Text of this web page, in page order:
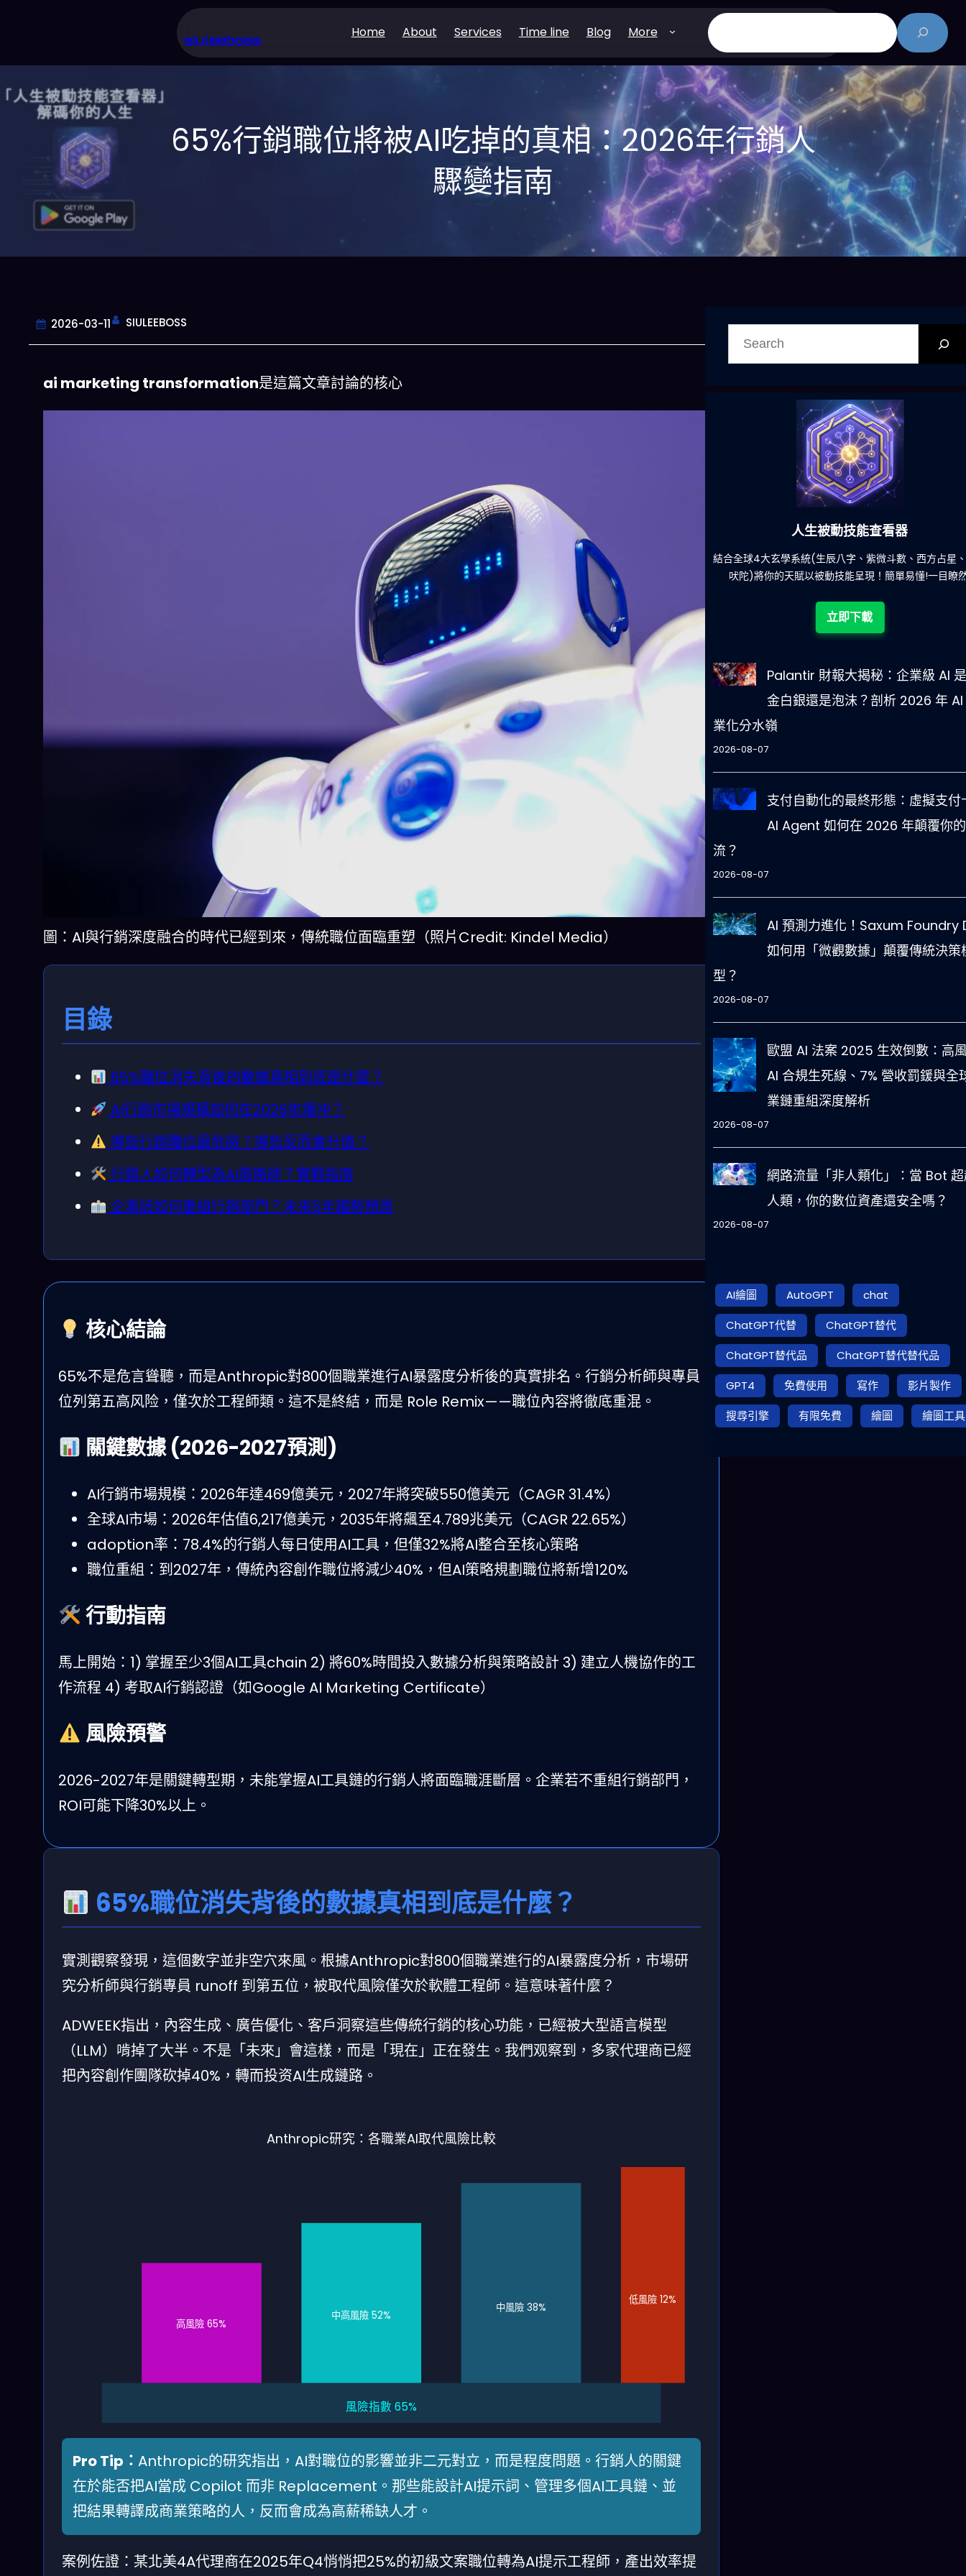
主
要
siuleeboss Home About Services Time line Blog More
搜
尋
65%行銷職位將被AI吃掉的真相：2026年行銷人
驟變指南
2026-03-11 SIULEEBOSS
ai marketing transformation是這篇文章討論的核心
圖：AI與行銷深度融合的時代已經到來，傳統職位面臨重塑（照片Credit: Kindel Media）
目錄
65%職位消失背後的數據真相到底是什麼？
AI行銷市場規模如何在2026年爆冲？
哪些行銷職位最危險？哪些反而會升值？
行銷人如何轉型為AI策略師？實戰指南
企業該如何重組行銷部門？未來5年趨勢預測
核心結論
65%不是危言聳聽，而是Anthropic對800個職業進行AI暴露度分析後的真實排名。行銷分析師與專員
位列第五高风险，僅次於工程師類。這不是終結，而是 Role Remix——職位內容將徹底重混。
關鍵數據 (2026-2027預測)
AI行銷市場規模：2026年達469億美元，2027年將突破550億美元（CAGR 31.4%）
全球AI市場：2026年估值6,217億美元，2035年將飆至4.789兆美元（CAGR 22.65%）
adoption率：78.4%的行銷人每日使用AI工具，但僅32%將AI整合至核心策略
職位重組：到2027年，傳統內容創作職位將減少40%，但AI策略規劃職位將新增120%
行動指南
馬上開始：1) 掌握至少3個AI工具chain 2) 將60%時間投入數據分析與策略設計 3) 建立人機協作的工
作流程 4) 考取AI行銷認證（如Google AI Marketing Certificate）
風險預警
2026-2027年是關鍵轉型期，未能掌握AI工具鏈的行銷人將面臨職涯斷層。企業若不重組行銷部門，
ROI可能下降30%以上。
65%職位消失背後的數據真相到底是什麼？
實測觀察發現，這個數字並非空穴來風。根據Anthropic對800個職業進行的AI暴露度分析，市場研
究分析師與行銷專員 runoff 到第五位，被取代風險僅次於軟體工程師。這意味著什麼？
ADWEEK指出，內容生成、廣告優化、客戶洞察這些傳統行銷的核心功能，已經被大型語言模型
（LLM）啃掉了大半。不是「未來」會這樣，而是「現在」正在發生。我們观察到，多家代理商已經
把內容創作團隊砍掉40%，轉而投资AI生成鏈路。
風險指數 65%
高風險 65%
中高風險 52%
中風險 38%
低風險 12%
Anthropic研究：各職業AI取代風險比較
Pro Tip： Anthropic的研究指出，AI對職位的影響並非二元對立，而是程度問題。行銷人的關鍵
在於能否把AI當成 Copilot 而非 Replacement。那些能設計AI提示詞、管理多個AI工具鏈、並
把結果轉譯成商業策略的人，反而會成為高薪稀缺人才。
案例佐證：某北美4A代理商在2025年Q4悄悄把25%的初級文案職位轉為AI提示工程師，產出效率提
今晚吃什麽
一鍵配搭出三餸一湯的完美晚餐組合,以後免除晚餐吃什麽的煩
立即下載
人生被動技能查看器
結合全球4大玄學系統(生辰八字、紫微斗數、西方占星
吠陀)將你的天賦以被動技能呈現！簡單易懂!一目瞭
立即下載
Palantir 財報大揭秘：企業級 AI
金白銀還是泡沫？剖析 2026 年 AI
業化分水嶺
2026-08-07
支付自動化的最終形態：虛擬支付
AI Agent 如何在 2026 年顛覆你
流？
2026-08-07
AI 預測力進化！Saxum Foundry
如何用「微觀數據」顛覆傳統決策
型？
2026-08-07
歐盟 AI 法案 2025 生效倒數：高
AI 合規生死線、7% 營收罰鍰與全
業鏈重組深度解析
2026-08-07
網路流量「非人類化」：當 Bot
人類，你的數位資產還安全嗎？
2026-08-07
AI繪圖 AutoGPT
chat
ChatGPT代替
ChatGPT替代
ChatGPT替代品
ChatGPT替代替代品
GPT4
免費使用 寫作
影片製作
搜尋引擎
有限免費 繪圖 繪圖工具